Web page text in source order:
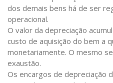
dos demais bens há de ser
operacional.
O valor da depreciação
custo de aquisição do bem a
monetariamente. O mesmo
exaustão.
Os encargos de depreciação